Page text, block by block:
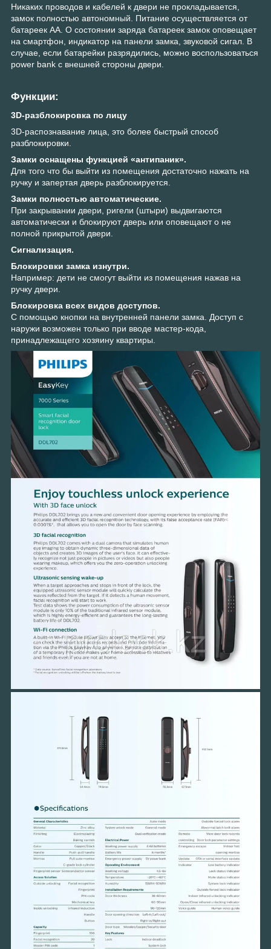
Никаких проводов и кабелей к двери не прокладывается,
замок полностью автономный. Питание осуществляется от
батареек АА. О состоянии заряда батареек замок оповещает
на смартфон, индикатор на панели замка, звуковой сигал. В
случае, если батарейки разрядились, можно воспользоваться
power bank с внешней стороны двери.
Функции:
3D-разблокировка по лицу
3D-распознавание лица, это более быстрый способ
разблокировки.
Замки оснащены функцией «антипаник».
Для того что бы выйти из помещения достаточно нажать на
ручку и запертая дверь разблокируется.
Замки полностью автоматические.
При закрывании двери, ригели (штыри) выдвигаются
автоматически и блокируют дверь или оповещают о не
полной прикрытой двери.
Сигнализация.
Блокировки замка изнутри.
Например: дети не смогут выйти из помещения нажав на
ручку двери.
Блокировка всех видов доступов.
С помощью кнопки на внутренней панели замка. Доступ с
наружи возможен только при вводе мастер-кода,
принадлежащего хозяину квартиры.